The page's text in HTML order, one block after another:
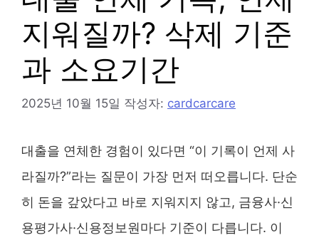
지워질까? 삭제 기준
과 소요기간
2025년 10월 15일 작성자: cardcarcare
대출을 연체한 경험이 있다면 “이 기록이 언제 사
라질까?”라는 질문이 가장 먼저 떠오릅니다. 단순
히 돈을 갚았다고 바로 지워지지 않고, 금융사·신
용평가사·신용정보원마다 기준이 다릅니다. 이